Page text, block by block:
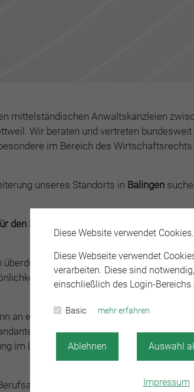
Diese Website verwendet Cookies.
Diese Webseite verwendet
verarbeiten. Diese sind
einschließlich des Login-
Basic mehr erfahren
Ablehnen Auswahl
Impressum
mittelständischen Anwaltskanzleien
Wir beraten und vertreten
im Bereich des Wirtschaftsrechts.
unseres Standorts in Balingen
den Bereich Zivilrecht.
überdurchschnittliche
mit der notwendigen
an eine abwechslungsreiche und
Verhandlungsstärke,
im Lauf der Tätigkeit ist möglich und
geeignet – deshalb